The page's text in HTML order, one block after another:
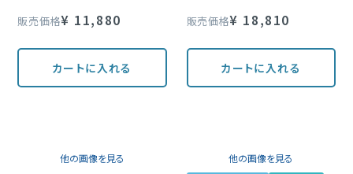
販売価格¥ 11,880
カートに入れる
販売価格¥ 18,810
カートに入れる
他の画像を見る
他の画像を見る